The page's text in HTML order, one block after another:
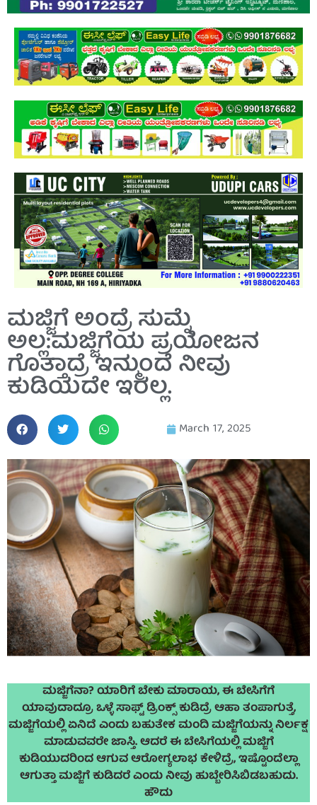
ಮಜ್ಜಿಗೆ ಅಂದ್ರೆ ಸುಮ್ನೆ
ಅಲ್ಲ:ಮಜ್ಜಿಗೆಯ ಪ್ರಯೋಜನ
ಗೊತ್ತಾದ್ರೆ ಇನ್ಮುಂದೆ ನೀವು
ಕುಡಿಯದೇ ಇರಲ್ಲ.
March 17, 2025
ಮಜ್ಜಿಗೆನಾ? ಯಾರಿಗೆ ಬೇಕು ಮಾರಾಯ, ಈ ಬೇಸಿಗೆಗೆ
ಯಾವುದಾದ್ರೂ ಒಳ್ಳೆ ಸಾಫ್ಟ್ ಡ್ರಿಂಕ್ಸ್ ಕುಡಿದ್ರೆ ಆಹಾ ತಂಪಾಗುತ್ತೆ,
ಮಜ್ಜಿಗೆಯಲ್ಲಿ ಏನಿದೆ ಎಂದು ಬಹುತೇಕ ಮಂದಿ ಮಜ್ಜಿಗೆಯನ್ನು ನಿರ್ಲಕ್ಷ
ಮಾಡುವವರೇ ಜಾಸ್ತಿ. ಆದರೆ ಈ ಬೇಸಿಗೆಯಲ್ಲಿ ಮಜ್ಜಿಗೆ
ಕುಡಿಯುದರಿಂದ ಆಗುವ ಆರೋಗ್ಯಲಾಭ ಕೇಳಿದ್ರೆ, ಇಷ್ಟೊಂದೆಲ್ಲಾ
ಆಗುತ್ತಾ ಮಜ್ಜಿಗೆ ಕುಡಿದರೆ ಎಂದು ನೀವು ಹುಬ್ಬೇರಿಸಿಬಿಡಬಹುದು.
ಹೌದು